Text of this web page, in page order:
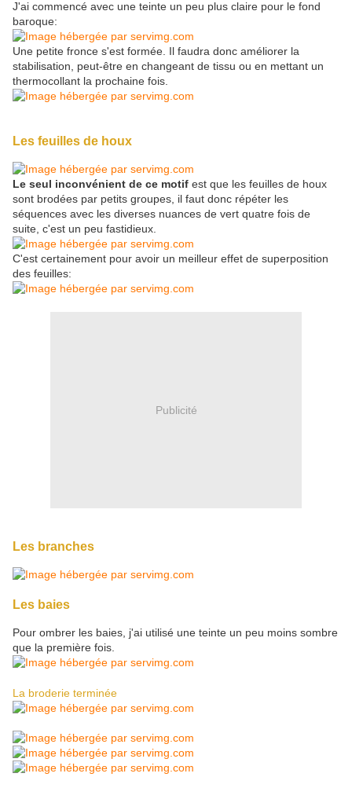
J'ai commencé avec une teinte un peu plus claire pour le fond
baroque:
Une petite fronce s'est formée. Il faudra donc améliorer la
stabilisation, peut-être en changeant de tissu ou en mettant un
thermocollant la prochaine fois.
Les feuilles de houx
Le seul inconvénient de ce motif est que les feuilles de houx
sont brodées par petits groupes, il faut donc répéter les
séquences avec les diverses nuances de vert quatre fois de
suite, c'est un peu fastidieux.
C'est certainement pour avoir un meilleur effet de superposition
des feuilles:
Publicité
Les branches
Les baies
Pour ombrer les baies, j'ai utilisé une teinte un peu moins sombre
que la première fois.
La broderie terminée